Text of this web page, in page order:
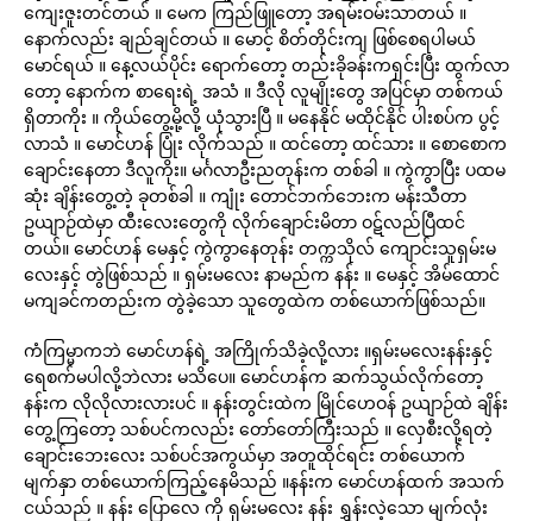
ကျေးဇူးတင်တယ် ။ မေက ကြည်ဖြူတော့ အရမ်းဝမ်းသာတယ် ။
နောက်လည်း ချည်ချင်တယ် ။ မောင့် စိတ်တိုင်းကျ ဖြစ်စေရပါမယ်
မောင်ရယ် ။ နေ့လယ်ပိုင်း ရောက်တော့ တည်းခိုခန်းကရှင်းပြီး ထွက်လာ
တော့ နောက်က စာရေးရဲ့ အသံ ။ ဒီလို လူမျိုးတွေ အပြင်မှာ တစ်ကယ်
ရှိတာကိုး ။ ကိုယ်တွေ့မို့လို့ ယုံသွားပြီ ။ မနေနိုင် မထိုင်နိုင် ပါးစပ်က ပွင့်
လာသံ ။ မောင်ဟန် ပြုံး လိုက်သည် ။ ထင်တော့ ထင်သား ။ စောစောက
ချောင်းနေတာ ဒီလူကိုး။ မင်္ဂလာဦးညတုန်းက တစ်ခါ ။ ကွဲကွာပြီး ပထမ
ဆုံး ချိန်းတွေ့တဲ့ ခုတစ်ခါ ။ ကျုံး တောင်ဘက်ဘေးက မန်းသီတာ
ဥယျာဉ်ထဲမှာ ထီးလေးတွေကို လိုက်ချောင်းမိတာ ဝဋ်လည်ပြီထင်
တယ်။ မောင်ဟန် မေနှင့် ကွဲကွာနေတုန်း တက္ကသိုလ် ကျောင်းသူရှမ်းမ
လေးနှင့် တွဲဖြစ်သည် ။ ရှမ်းမလေး နာမည်က နန်း ။ မေနှင့် အိမ်ထောင်
မကျခင်ကတည်းက တွဲခဲ့သော သူတွေထဲက တစ်ယောက်ဖြစ်သည်။
ကံကြမ္မာကဘဲ မောင်ဟန်ရဲ့ အကြိုက်သိခဲ့လို့လား ။ရှမ်းမလေးနန်းနှင့်
ရေစက်မပါလို့ဘဲလား မသိပေ။ မောင်ဟန်က ဆက်သွယ်လိုက်တော့
နန်းက လိုလိုလားလားပင် ။ နန်းတွင်းထဲက မြိုင်ဟေဝန် ဥယျာဉ်ထဲ ချိန်း
တွေ့ကြတော့ သစ်ပင်ကလည်း တော်တော်ကြီးသည် ။ လှေစီးလို့ရတဲ့
ချောင်းဘေးလေး သစ်ပင်အကွယ်မှာ အတူထိုင်ရင်း တစ်ယောက်
မျက်နှာ တစ်ယောက်ကြည့်နေမိသည် ။နန်းက မောင်ဟန်ထက် အသက်
ငယ်သည် ။ နန်း ပြောလေ ကို ရှမ်းမလေး နန်း ရွှန်းလဲ့သော မျက်လုံး